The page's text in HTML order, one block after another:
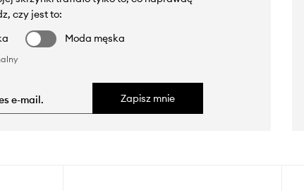
czy jest to:
Moda męska
Zapisz mnie